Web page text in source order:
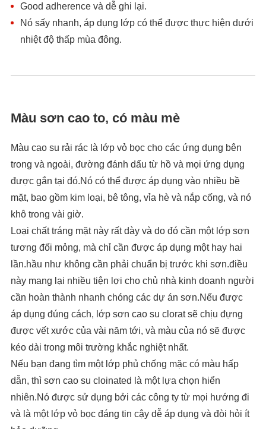
Good adherence và dễ ghi lại.
Nó sấy nhanh, áp dụng lớp có thể được thực hiện dưới
nhiệt độ thấp mùa đông.
Màu sơn cao to, có màu mè
Màu cao su rải rác là lớp vỏ bọc cho các ứng dụng bên
trong và ngoài, đường đánh dấu từ hồ và mọi ứng dụng
được gắn tại đó.Nó có thể được áp dụng vào nhiều bề
mặt, bao gồm kim loại, bê tông, vỉa hè và nắp cống, và nó
khô trong vài giờ.
Loại chất tráng mặt này rất dày và do đó cần một lớp sơn
tương đối mỏng, mà chỉ cần được áp dụng một hay hai
lần.hầu như không cần phải chuẩn bị trước khi sơn.điều
này mang lại nhiều tiện lợi cho chủ nhà kinh doanh người
cần hoàn thành nhanh chóng các dự án sơn.Nếu được
áp dụng đúng cách, lớp sơn cao su clorat sẽ chịu đựng
được vết xước của vài năm tới, và màu của nó sẽ được
kéo dài trong môi trường khắc nghiệt nhất.
Nếu bạn đang tìm một lớp phủ chống mặc có màu hấp
dẫn, thì sơn cao su cloinated là một lựa chọn hiển
nhiên.Nó được sử dụng bởi các công ty từ mọi hướng đi
và là một lớp vỏ bọc đáng tin cậy dễ áp dụng và đòi hỏi ít